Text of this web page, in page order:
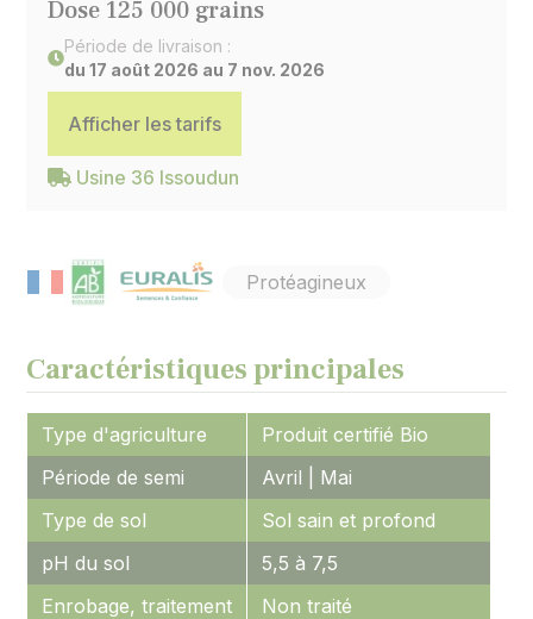
Dose 125 000 grains
Période de livraison :
du 17 août 2026 au 7 nov. 2026
Afficher les tarifs
Usine 36 Issoudun
Protéagineux
Caractéristiques principales
Type d'agriculture
Produit certifié Bio
Période de semi
Avril | Mai
Type de sol
Sol sain et profond
pH du sol
5,5 à 7,5
Enrobage, traitement
Non traité